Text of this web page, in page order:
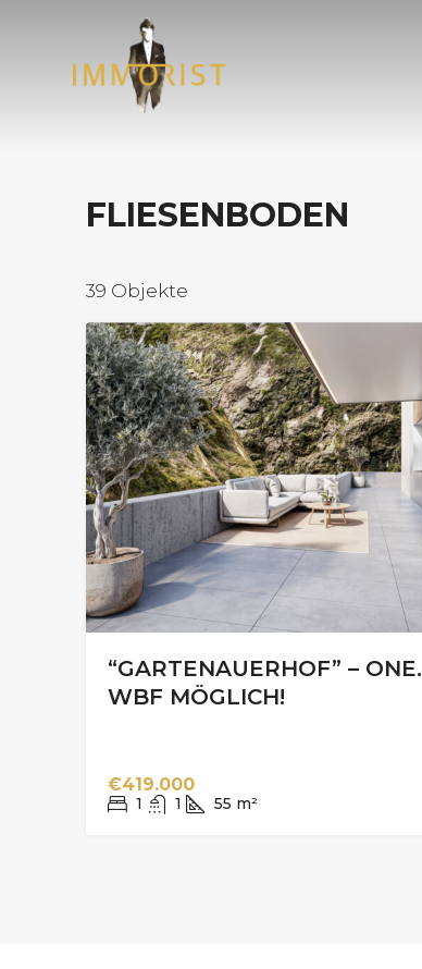
FLIESENBODEN
39 Objekte
“GARTENAUERHOF” – ONE.
WBF MÖGLICH!
€419.000
1 1 55 m²